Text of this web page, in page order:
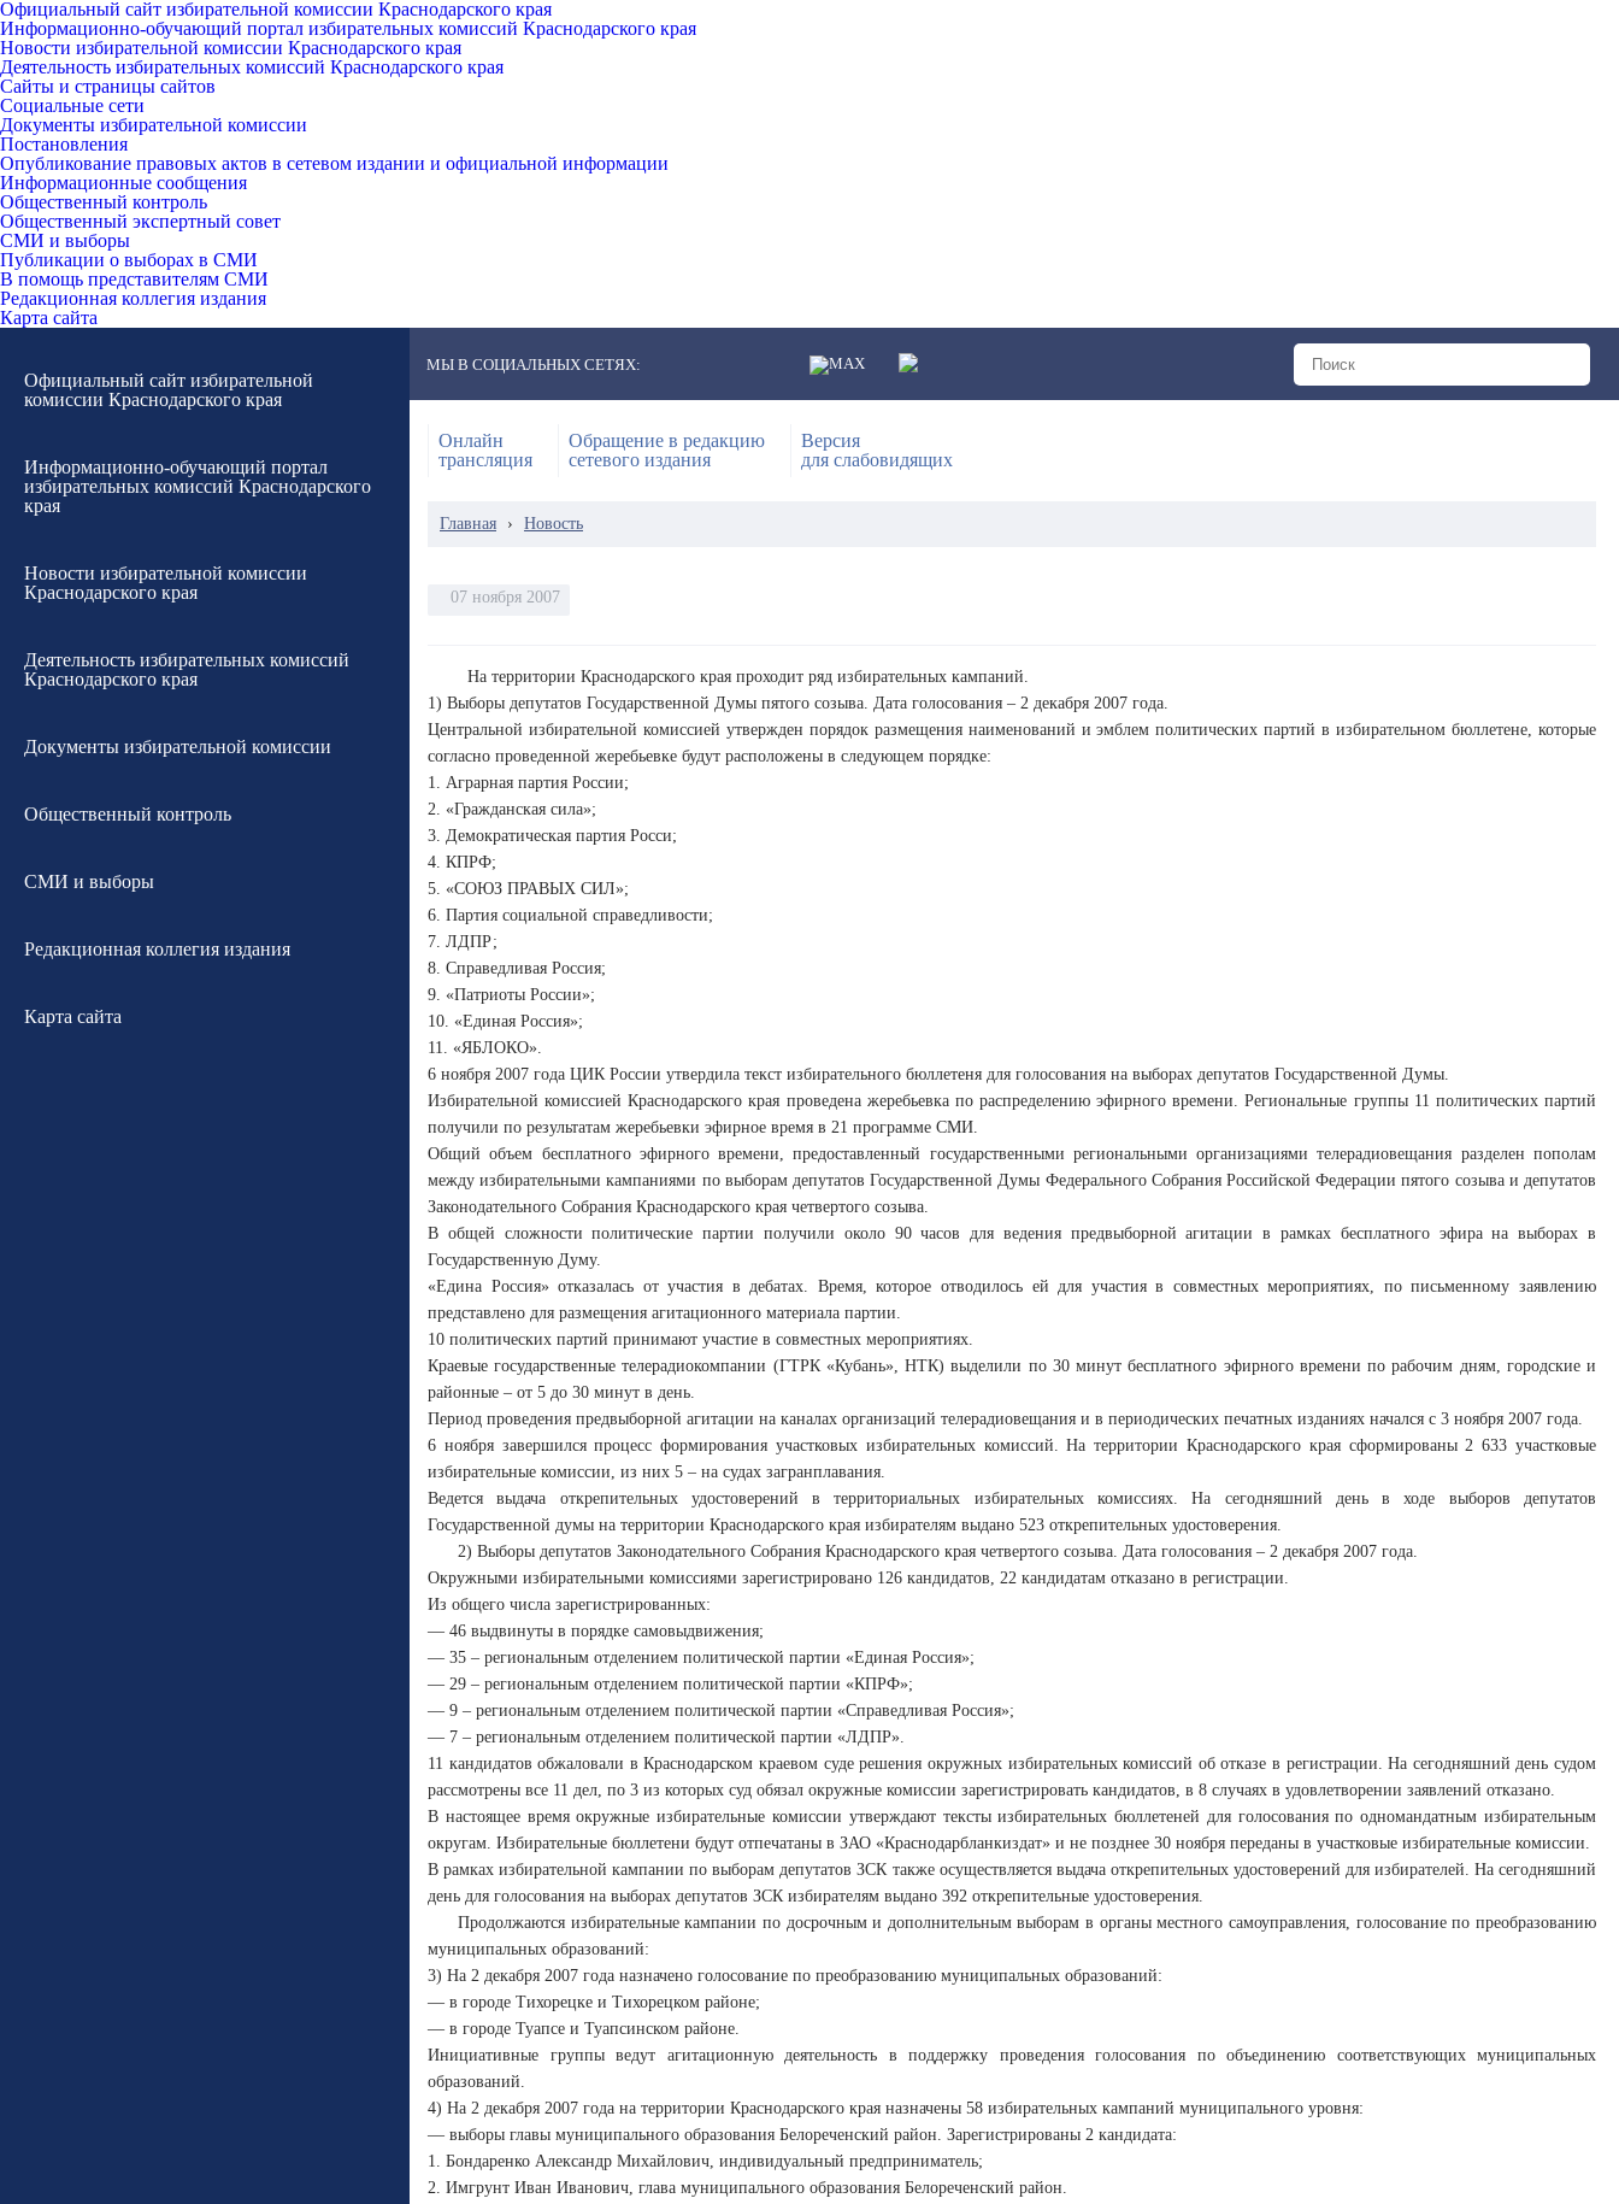
Официальный сайт избирательной комиссии Краснодарского края
Информационно-обучающий портал избирательных комиссий Краснодарского края
Новости избирательной комиссии Краснодарского края
Деятельность избирательных комиссий Краснодарского края
Сайты и страницы сайтов
Социальные сети
Документы избирательной комиссии
Постановления
Опубликование правовых актов в сетевом издании и официальной информации
Информационные сообщения
Общественный контроль
Общественный экспертный совет
СМИ и выборы
Публикации о выборах в СМИ
В помощь представителям СМИ
Редакционная коллегия издания
Карта сайта
Официальный сайт избирательной
комиссии Краснодарского края
Информационно-обучающий портал
избирательных комиссий Краснодарского
края
Новости избирательной комиссии
Краснодарского края
Деятельность избирательных комиссий
Краснодарского края
Документы избирательной комиссии
Общественный контроль
СМИ и выборы
Редакционная коллегия издания
Карта сайта
МЫ В СОЦИАЛЬНЫХ СЕТЯХ:
Онлайн
трансляция
Обращение в редакцию
сетевого издания
Версия
для слабовидящих
Главная › Новость
07 ноября 2007
На территории Краснодарского края проходит ряд избирательных кампаний.
1) Выборы депутатов Государственной Думы пятого созыва. Дата голосования – 2 декабря 2007 года.
Центральной избирательной комиссией утвержден порядок размещения наименований и эмблем политических партий в избирательном бюллетене, которые
согласно проведенной жеребьевке будут расположены в следующем порядке:
1. Аграрная партия России;
2. «Гражданская сила»;
3. Демократическая партия Росси;
4. КПРФ;
5. «СОЮЗ ПРАВЫХ СИЛ»;
6. Партия социальной справедливости;
7. ЛДПР;
8. Справедливая Россия;
9. «Патриоты России»;
10. «Единая Россия»;
11. «ЯБЛОКО».
6 ноября 2007 года ЦИК России утвердила текст избирательного бюллетеня для голосования на выборах депутатов Государственной Думы.
Избирательной комиссией Краснодарского края проведена жеребьевка по распределению эфирного времени. Региональные группы 11 политических партий
получили по результатам жеребьевки эфирное время в 21 программе СМИ.
Общий объем бесплатного эфирного времени, предоставленный государственными региональными организациями телерадиовещания разделен пополам
между избирательными кампаниями по выборам депутатов Государственной Думы Федерального Собрания Российской Федерации пятого созыва и депутатов
Законодательного Собрания Краснодарского края четвертого созыва.
В общей сложности политические партии получили около 90 часов для ведения предвыборной агитации в рамках бесплатного эфира на выборах в
Государственную Думу.
«Едина Россия» отказалась от участия в дебатах. Время, которое отводилось ей для участия в совместных мероприятиях, по письменному заявлению
представлено для размещения агитационного материала партии.
10 политических партий принимают участие в совместных мероприятиях.
Краевые государственные телерадиокомпании (ГТРК «Кубань», НТК) выделили по 30 минут бесплатного эфирного времени по рабочим дням, городские и
районные – от 5 до 30 минут в день.
Период проведения предвыборной агитации на каналах организаций телерадиовещания и в периодических печатных изданиях начался с 3 ноября 2007 года.
6 ноября завершился процесс формирования участковых избирательных комиссий. На территории Краснодарского края сформированы 2 633 участковые
избирательные комиссии, из них 5 – на судах загранплавания.
Ведется выдача открепительных удостоверений в территориальных избирательных комиссиях. На сегодняшний день в ходе выборов депутатов
Государственной думы на территории Краснодарского края избирателям выдано 523 открепительных удостоверения.
2) Выборы депутатов Законодательного Собрания Краснодарского края четвертого созыва. Дата голосования – 2 декабря 2007 года.
Окружными избирательными комиссиями зарегистрировано 126 кандидатов, 22 кандидатам отказано в регистрации.
Из общего числа зарегистрированных:
— 46 выдвинуты в порядке самовыдвижения;
— 35 – региональным отделением политической партии «Единая Россия»;
— 29 – региональным отделением политической партии «КПРФ»;
— 9 – региональным отделением политической партии «Справедливая Россия»;
— 7 – региональным отделением политической партии «ЛДПР».
11 кандидатов обжаловали в Краснодарском краевом суде решения окружных избирательных комиссий об отказе в регистрации. На сегодняшний день судом
рассмотрены все 11 дел, по 3 из которых суд обязал окружные комиссии зарегистрировать кандидатов, в 8 случаях в удовлетворении заявлений отказано.
В настоящее время окружные избирательные комиссии утверждают тексты избирательных бюллетеней для голосования по одномандатным избирательным
округам. Избирательные бюллетени будут отпечатаны в ЗАО «Краснодарбланкиздат» и не позднее 30 ноября переданы в участковые избирательные комиссии.
В рамках избирательной кампании по выборам депутатов ЗСК также осуществляется выдача открепительных удостоверений для избирателей. На сегодняшний
день для голосования на выборах депутатов ЗСК избирателям выдано 392 открепительные удостоверения.
Продолжаются избирательные кампании по досрочным и дополнительным выборам в органы местного самоуправления, голосование по преобразованию
муниципальных образований:
3) На 2 декабря 2007 года назначено голосование по преобразованию муниципальных образований:
— в городе Тихорецке и Тихорецком районе;
— в городе Туапсе и Туапсинском районе.
Инициативные группы ведут агитационную деятельность в поддержку проведения голосования по объединению соответствующих муниципальных
образований.
4) На 2 декабря 2007 года на территории Краснодарского края назначены 58 избирательных кампаний муниципального уровня:
— выборы главы муниципального образования Белореченский район. Зарегистрированы 2 кандидата:
1. Бондаренко Александр Михайлович, индивидуальный предприниматель;
2. Имгрунт Иван Иванович, глава муниципального образования Белореченский район.